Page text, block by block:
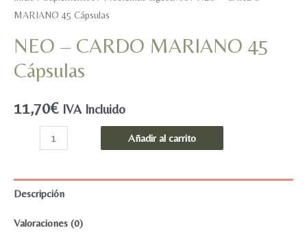
MARIANO 45 Cápsulas
NEO – CARDO MARIANO 45
Cápsulas
11,70€ IVA Incluido
MARIANO
Cápsulas
Añadir al carrito
Descripción
Valoraciones (0)